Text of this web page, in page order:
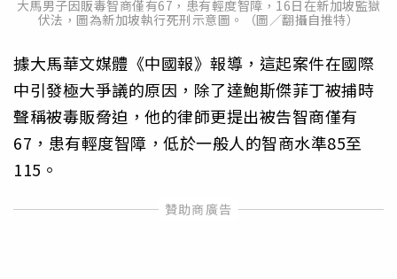
大馬男子因販毒智商僅有67，患有輕度智障，16日在新加坡監獄
伏法，圖為新加坡執行死刑示意圖。（圖／翻攝自推特）
據大馬華文媒體《中國報》報導，這起案件在國際
中引發極大爭議的原因，除了達鮑斯傑菲丁被捕時
聲稱被毒販脅迫，他的律師更提出被告智商僅有
67，患有輕度智障，低於一般人的智商水準85至
115。